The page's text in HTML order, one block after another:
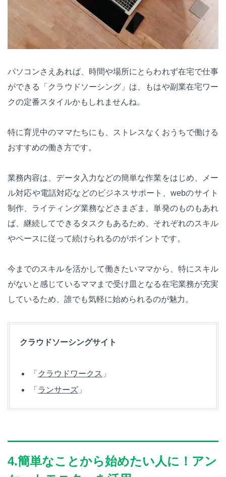
パソコンさえあれば、時間や場所にとらわれず在宅で仕事
ができる「クラウドソーシング」は、もはや副業在宅ワー
クの定番スタイルかもしれませんね。
特に育児中のママたちにも、ストレスなくおうちで働ける
おすすめの働き方です。
業務内容は、データ入力などの簡単な作業をはじめ、メー
ル対応や電話対応などのビジネスサポート、webのサイト
制作、ライティング業務などさまざま。単発のものもあれ
ば、継続してできるタスクもあるため、それぞれのスキル
やペースに従って続けられるのがポイントです。
今までのスキルを活かして働きたいママから、特にスキル
がないと感じているママまで受け皿となる在宅業務が充実
しているため、誰でも気軽に始められるのが魅力。
クラウドソーシングサイト
「 クラウドワークス 」
「 ランサーズ 」
4.簡単なことから始めたい人に！アン